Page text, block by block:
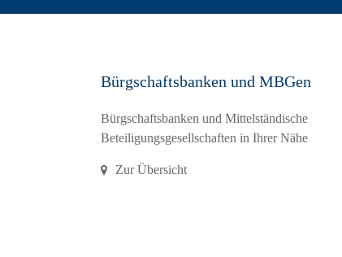
Bürgschaftsbanken und MBGen
Bürgschaftsbanken und Mittelständische
Beteiligungsgesellschaften in Ihrer Nähe
Zur Übersicht